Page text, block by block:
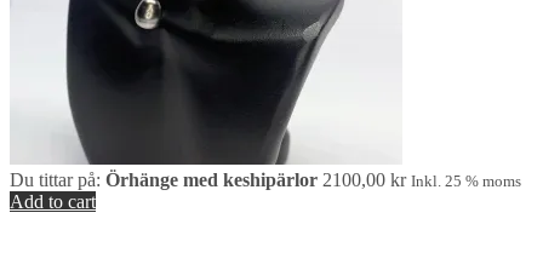
Du tittar på: Örhänge med keshipärlor 2100,00 kr Inkl. 25 % moms
Add to cart